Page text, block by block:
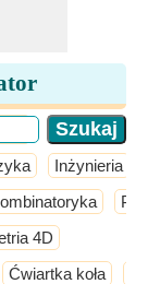
Inżynieria
4D
Ćwiartka koła